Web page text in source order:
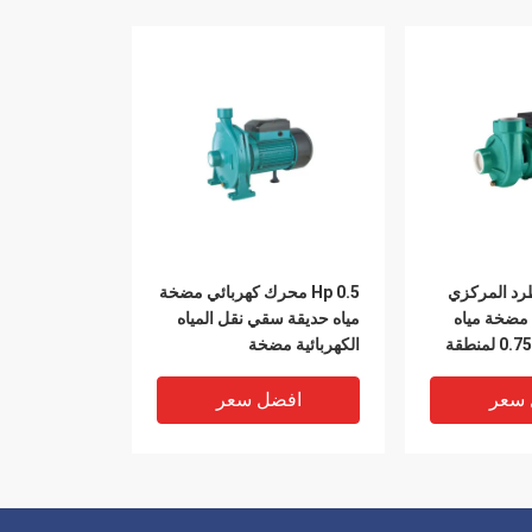
0.5 Hp محرك كهربائي مضخة
مياه حديقة سقي نقل المياه
الكهربائية مضخة
افضل سعر
المركزي
مياه
0.75hp 110v 60hz لمنطقة
سعر